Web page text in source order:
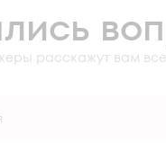
расскажут вам